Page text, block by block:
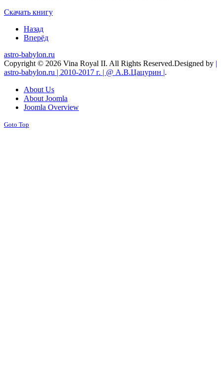
Скачать книгу
Назад
Вперёд
astro-babylon.ru
Copyright © 2026 Vina Royal II. All Rights Reserved.Designed by |
astro-babylon.ru | 2010-2017 г. | @ А.В.Цацурин |.
About Us
About Joomla
Joomla Overview
Goto Top